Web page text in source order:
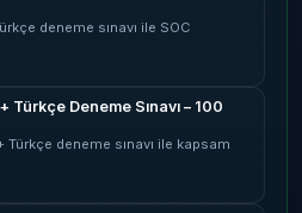
deneme sınavı ile SOC
Türkçe Deneme Sınavı – 100
Türkçe deneme sınavı ile kapsam